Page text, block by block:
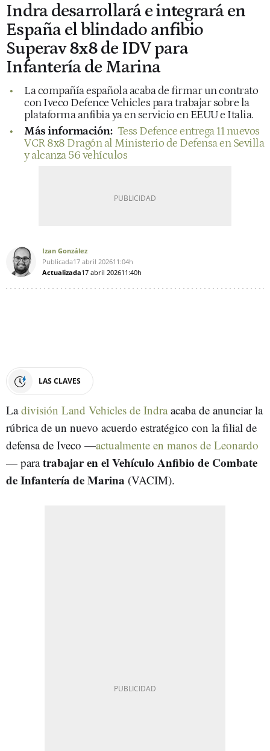
Indra desarrollará e integrará en
España el blindado anfibio
Superav 8x8 de IDV para
Infantería de Marina
La compañía española acaba de firmar un contrato
con Iveco Defence Vehicles para trabajar sobre la
plataforma anfibia ya en servicio en EEUU e Italia.
Más información: Tess Defence entrega 11 nuevos
VCR 8x8 Dragón al Ministerio de Defensa en Sevilla
y alcanza 56 vehículos
Izan González
Publicada17 abril 202611:04h
Actualizada17 abril 202611:40h
LAS CLAVES
Ladivisión Land Vehicles de Indraacaba de anunciar la
rúbrica de un nuevo acuerdo estratégico con la filial de
defensa de Iveco —actualmente en manos de Leonardo
— paratrabajar en el Vehículo Anfibio de Combate
de Infantería de Marina (VACIM).